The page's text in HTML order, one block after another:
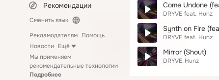
Рекомендации
Сменить язык
Рекламодателям Помощь
Новости Ещё
Мы применяем
рекомендательные технологии
Подробнее
Come Undone
DRYVE feat. Hunz
Synth on Fire
DRYVE feat. Hunz
Mirror (Shout)
DRYVE Hunz